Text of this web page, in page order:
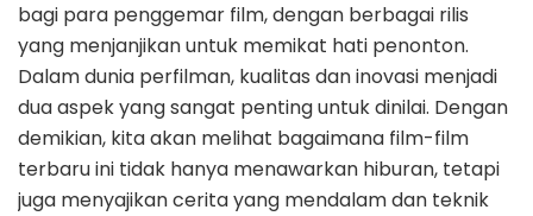
bagi para penggemar film, dengan berbagai rilis
yang menjanjikan untuk memikat hati penonton.
Dalam dunia perfilman, kualitas dan inovasi menjadi
dua aspek yang sangat penting untuk dinilai. Dengan
demikian, kita akan melihat bagaimana film-film
terbaru ini tidak hanya menawarkan hiburan, tetapi
juga menyajikan cerita yang mendalam dan teknik